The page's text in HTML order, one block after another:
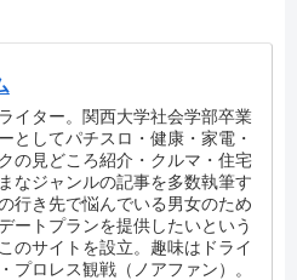
イター。関西大学社会学部卒業
としてパチスロ・健康・家電・
の見どころ紹介・クルマ・住宅
なジャンルの記事を多数執筆す
行き先で悩んでいる男女のため
ートプランを提供したいという
のサイトを設立。趣味はドライ
プロレス観戦（ノアファン）。